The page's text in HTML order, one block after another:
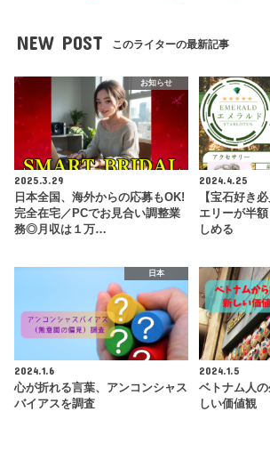
NEW POST このライターの最新記事
お知らせ
2025.3.29
日本全国、海外からの応募もOK!
完全在宅／PCでお見合い調整業
務◎月収は１万…
2024.4.25
【宝石好き
エリーが半
しめる
日本
2024.1.6
心が折れる言葉、アンコンシャス
バイアスを調査
2024.1.5
ベトナム人
しい価値観